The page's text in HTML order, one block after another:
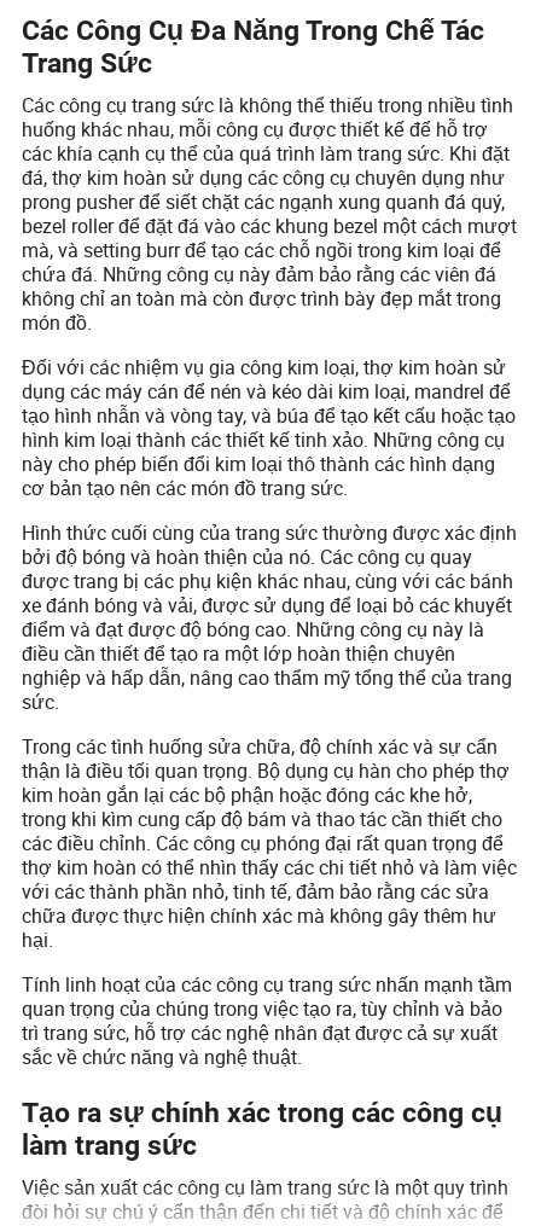
Các Công Cụ Đa Năng Trong Chế Tác
Trang Sức
Các công cụ trang sức là không thể thiếu trong nhiều tình
huống khác nhau, mỗi công cụ được thiết kế để hỗ trợ
các khía cạnh cụ thể của quá trình làm trang sức. Khi đặt
đá, thợ kim hoàn sử dụng các công cụ chuyên dụng như
prong pusher để siết chặt các ngạnh xung quanh đá quý,
bezel roller để đặt đá vào các khung bezel một cách mượt
mà, và setting burr để tạo các chỗ ngồi trong kim loại để
chứa đá. Những công cụ này đảm bảo rằng các viên đá
không chỉ an toàn mà còn được trình bày đẹp mắt trong
món đồ.
Đối với các nhiệm vụ gia công kim loại, thợ kim hoàn sử
dụng các máy cán để nén và kéo dài kim loại, mandrel để
tạo hình nhẫn và vòng tay, và búa để tạo kết cấu hoặc tạo
hình kim loại thành các thiết kế tinh xảo. Những công cụ
này cho phép biến đổi kim loại thô thành các hình dạng
cơ bản tạo nên các món đồ trang sức.
Hình thức cuối cùng của trang sức thường được xác định
bởi độ bóng và hoàn thiện của nó. Các công cụ quay
được trang bị các phụ kiện khác nhau, cùng với các bánh
xe đánh bóng và vải, được sử dụng để loại bỏ các khuyết
điểm và đạt được độ bóng cao. Những công cụ này là
điều cần thiết để tạo ra một lớp hoàn thiện chuyên
nghiệp và hấp dẫn, nâng cao thẩm mỹ tổng thể của trang
sức.
Trong các tình huống sửa chữa, độ chính xác và sự cẩn
thận là điều tối quan trọng. Bộ dụng cụ hàn cho phép thợ
kim hoàn gắn lại các bộ phận hoặc đóng các khe hở,
trong khi kìm cung cấp độ bám và thao tác cần thiết cho
các điều chỉnh. Các công cụ phóng đại rất quan trọng để
thợ kim hoàn có thể nhìn thấy các chi tiết nhỏ và làm việc
với các thành phần nhỏ, tinh tế, đảm bảo rằng các sửa
chữa được thực hiện chính xác mà không gây thêm hư
hại.
Tính linh hoạt của các công cụ trang sức nhấn mạnh tầm
quan trọng của chúng trong việc tạo ra, tùy chỉnh và bảo
trì trang sức, hỗ trợ các nghệ nhân đạt được cả sự xuất
sắc về chức năng và nghệ thuật.
Tạo ra sự chính xác trong các công cụ
làm trang sức
Việc sản xuất các công cụ làm trang sức là một quy trình
đòi hỏi sự chú ý cẩn thận đến chi tiết và độ chính xác để